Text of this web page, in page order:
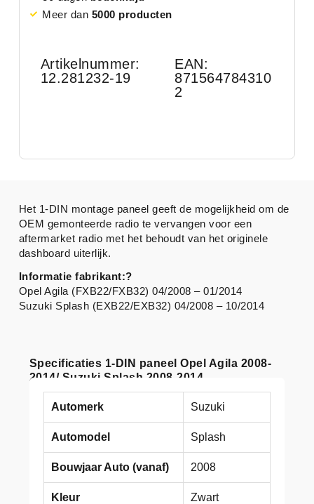
Meer dan 5000 producten
Artikelnummer:
12.281232-19
EAN:
871564784310
2
Specificaties 1-DIN paneel Opel Agila 2008-
2014/ Suzuki Splash 2008-2014
Automerk Suzuki
Automodel Splash
Bouwjaar Auto (vanaf) 2008
Kleur Zwart
Het 1-DIN montage paneel geeft de mogelijkheid om de
OEM gemonteerde radio te vervangen voor een
aftermarket radio met het behoudt van het originele
dashboard uiterlijk.
Informatie fabrikant:?
Opel Agila (FXB22/FXB32) 04/2008 – 01/2014
Suzuki Splash (EXB22/EXB32) 04/2008 – 10/2014